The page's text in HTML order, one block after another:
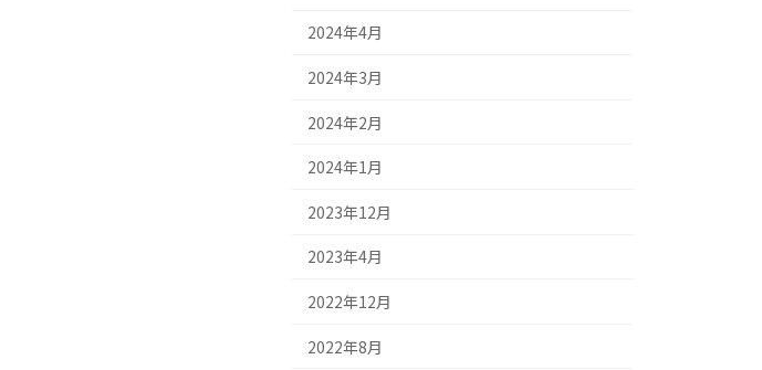
2024年4月
2024年3月
2024年2月
2024年1月
2023年12月
2023年4月
2022年12月
2022年8月